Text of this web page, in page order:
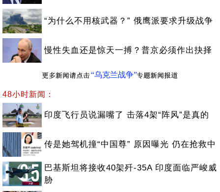
“为什么不用核武器？” 俄鹰派要求升级战争
慢性失血还是惊天一搏？普京必须作出抉择
“乌克兰战争”
48小时新闻：
印度飞行员说漏嘴了 击落4架“阵风”是真的
传是她驾机撞“中国尊” 原因曝光 仍在抢救中
巴基斯坦将接收40架歼-35A 印度面临严峻威
胁